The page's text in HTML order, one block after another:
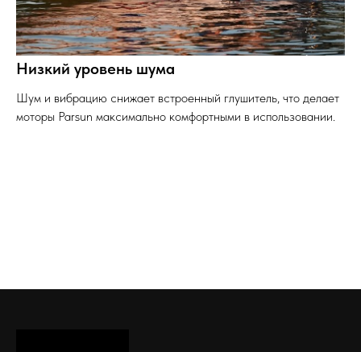
Низкий уровень шума
Шум и вибрацию снижает встроенный глушитель, что делает
моторы Parsun максимально комфортными в использовании.